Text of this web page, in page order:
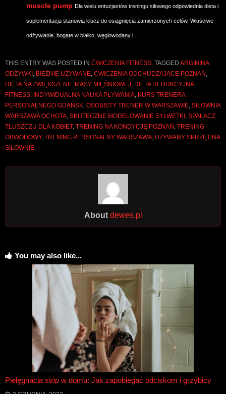
muscle pump Dla wielu entuzjastów treningu siłowego odpowiednia dieta i
suplementacja stanowią klucz do osiągnięcia zamierzonych celów. Właściwe
odżywianie, bogate w białko, węglowodany i...
THIS ENTRY WAS POSTED IN ĆWICZENIA FITNESS. TAGGED ARGININA
ODŻYWKI , BIEŻNIE UŻYWANE, ĆWICZENIA ODCHUDZAJĄCE POZNAŃ ,
DIETA NA ZWIĘKSZENIE MASY MIĘŚNIOWEJ, DIETA REDUKCYJNA,
FITNESS, INDYWIDUALNA NAUKA PŁYWANIA, KURS TRENERA
PERSONALNEGO GDAŃSK, OSOBISTY TRENER W WARSZAWIE, SIŁOWNIA
WARSZAWA OCHOTA, SKUTECZNE MODELOWANIE SYLWETKI , SPALACZ
TŁUSZCZU DLA KOBIET, TRENING NA KONDYCJĘ POZNAŃ , TRENING
OBWODOWY, TRENING PERSONALNY WARSZAWA, UŻYWANY SPRZĘT NA
SIŁOWNIĘ.
About dewes.pl
You may also like...
Pielęgnacja stóp w domu: Jak zapobiegać odciskom i grzybicy